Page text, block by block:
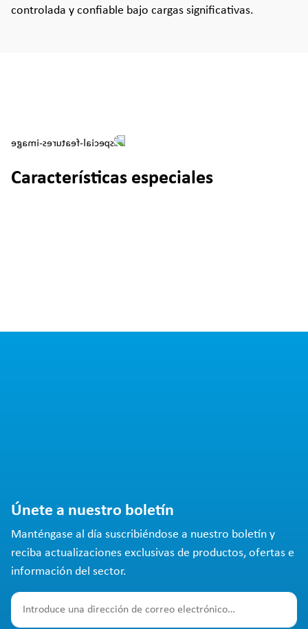
controlada y confiable bajo cargas significativas.
Características especiales
Únete a nuestro boletín
Manténgase al día suscribiéndose a nuestro boletín y
reciba actualizaciones exclusivas de productos, ofertas e
información del sector.